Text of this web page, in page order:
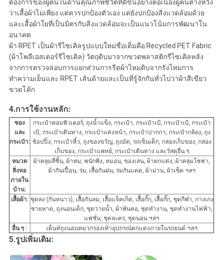
ต้องการของผู้คนในด้านคุณภาพชีวิตที่ดีขึ้นอย่างต่อเนื่องผู้คนต่างหวัง
ว่าเสื้อผ้าไม่เพียง แต่ควรปกป้องตัวเอง แต่ยังปกป้องสิ่งแวดล้อมด้วย
และเสื้อผ้าใยที่เป็นมิตรกับสิ่งแวดล้อมจะเป็นแนวโน้มการพัฒนาใน
อนาคต
ผ้า RPET เป็นผ้ารีไซเคิลรูปแบบใหม่ชื่อเต็มคือ Recycled PET Fabric
(ผ้าโพลีเอสเตอร์รีไซเคิล) วัตถุดิบมาจากขวดพลาสติกรีไซเคิลหลัง
จากการตรวจสอบการแยกส่วนการรีดผ้าไหมดิบจากรังไหมการ
ทำความเย็นและ RPET เส้นด้ายและเป็นที่รู้จักกันทั่วไปว่าผ้าสีเขียว
ขวดโค้ก
4.การใช้งานหลัก:
ซอง
และ
กระเป๋า:
กระเป๋าคอมพิวเตอร์, ถุงน้ำแข็ง, กระเป๋า, กระเป๋าเป้, กระเป๋าเป้, กระเป๋า
เป้, กระเป๋าเดินทาง, กระเป๋าแต่งหน้า, กระเป๋าปากกา, กระเป๋ากล้อง, ถุง
ช้อปปิ้ง, กระเป๋าหิ้ว, ถุงของขวัญ, ถุงมัด, รถเข็นเด็ก, กล่องเก็บของ, กล่อง
เก็บของ, กระเป๋าแพทย์, กระเป๋าเดินทาง และวัสดุอื่น ๆ
หมวด
สิ่งทอ
ภายใน
บ้าน:
ผ้าคลุมสี่ชิ้น, ผ้าห่ม, พนักพิง, หมอน, ของเล่น, ผ้าตกแต่ง, ผ้าคลุมโซฟา,
ผ้ากันเปื้อน, ร่ม, เสื้อกันฝน, ร่มกันแดด, ผ้าม่าน, ผ้าเช็ด ฯลฯ
เสื้อผ้า: ชุดลง (กันหนาว), เสื้อกันลม, เสื้อแจ็คเก็ต, เสื้อกั๊ก, เสื้อกั๊ก, ชุดกีฬา, กางเกง
ชายหาด, ถุงนอนเด็ก, ชุดว่ายน้ำ, ผ้าพันคอ, ชุดทำงาน, ชุดทำงานไฟฟ้า,
แฟชั่น, ชุดละคร, ชุดนอน ฯลฯ
อื่น ๆ :
เต็นท์ถุงนอนหมวกรองเท้าอุปกรณ์ตกแต่งภายในรถยนต์ ฯลฯ
5.รูปเพิ่มเติม: